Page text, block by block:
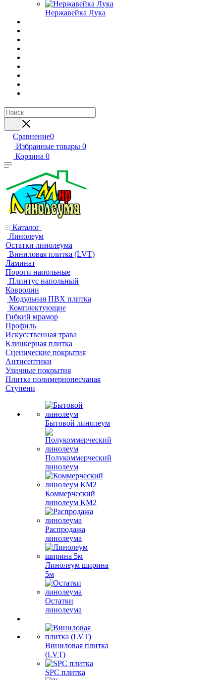
Нержавейка Лука
Сравнение0
Избранные товары 0
Корзина 0
Каталог
Линолеум
Остатки линолеума
Виниловая плитка (LVT)
Ламинат
Пороги напольные
Плинтус напольный
Ковролин
Модульная ПВХ плитка
Комплектующие
Гибкий мрамор
Профиль
Искусственная трава
Клинкерная плитка
Сценические покрытия
Антисептики
Уличные покрытия
Плитка полимернопесчаная
Ступени
Бытовой линолеум
Полукоммерческий
линолеум
Коммерческий
линолеум КМ2
Распродажа
линолеума
Линолеум ширина
5м
Остатки
линолеума
Виниловая плитка
(LVT)
SPC плитка